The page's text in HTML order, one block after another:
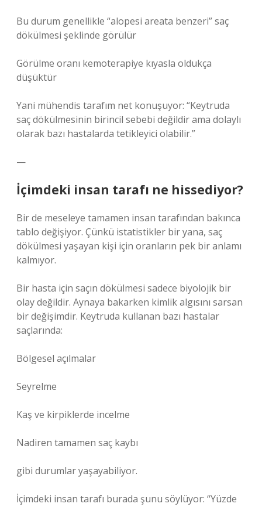
Bu durum genellikle “alopesi areata benzeri” saç
dökülmesi şeklinde görülür
Görülme oranı kemoterapiye kıyasla oldukça
düşüktür
Yani mühendis tarafım net konuşuyor: “Keytruda
saç dökülmesinin birincil sebebi değildir ama dolaylı
olarak bazı hastalarda tetikleyici olabilir.”
—
İçimdeki insan tarafı ne hissediyor?
Bir de meseleye tamamen insan tarafından bakınca
tablo değişiyor. Çünkü istatistikler bir yana, saç
dökülmesi yaşayan kişi için oranların pek bir anlamı
kalmıyor.
Bir hasta için saçın dökülmesi sadece biyolojik bir
olay değildir. Aynaya bakarken kimlik algısını sarsan
bir değişimdir. Keytruda kullanan bazı hastalar
saçlarında:
Bölgesel açılmalar
Seyrelme
Kaş ve kirpiklerde incelme
Nadiren tamamen saç kaybı
gibi durumlar yaşayabiliyor.
İçimdeki insan tarafı burada şunu söylüyor: “Yüzde